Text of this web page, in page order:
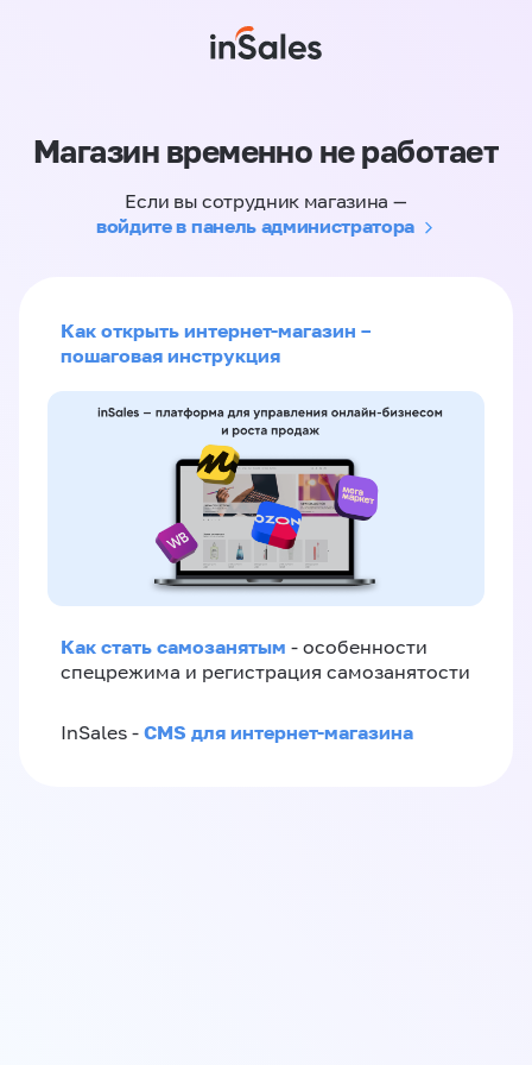
Магазин временно не работает
Если вы сотрудник магазина —
войдите в панель администратора
Как открыть интернет-магазин –
пошаговая инструкция
Как стать самозанятым - особенности
спецрежима и регистрация самозанятости
InSales - CMS для интернет-магазина